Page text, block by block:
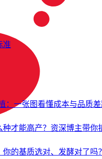
准
：一张图看懂成本与品质
种才能高产？资深博主带你
你的基质选对、发酵对了吗